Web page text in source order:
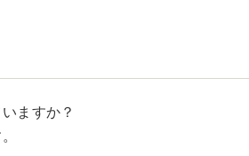
ますか？